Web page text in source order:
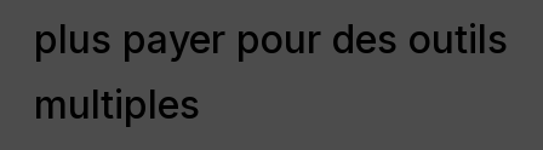
plus payer pour des outils
multiples